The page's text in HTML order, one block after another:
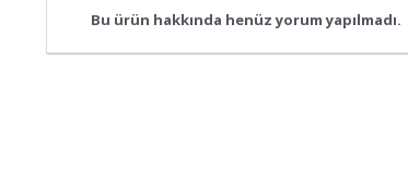
Bu ürün hakkında henüz yorum yapılmadı.